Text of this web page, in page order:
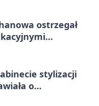
ostrzegał
stylizacji
o